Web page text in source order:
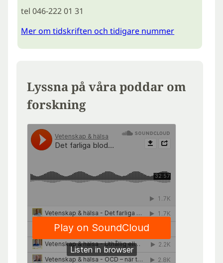
tel 046-222 01 31
Mer om tidskriften och tidigare nummer
Lyssna på våra poddar om
forskning